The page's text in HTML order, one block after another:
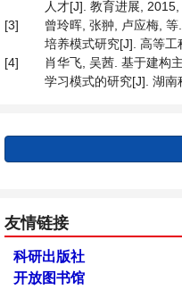
人才[J]. 教育进展,
[3]
曾玲晖, 张翀, 卢应梅,
培养模式研究[J]. 高等工
[4]
肖华飞, 吴茜. 基于建构
学习模式的研究[J]. 湖
友情链接
科研出版社
开放图书馆